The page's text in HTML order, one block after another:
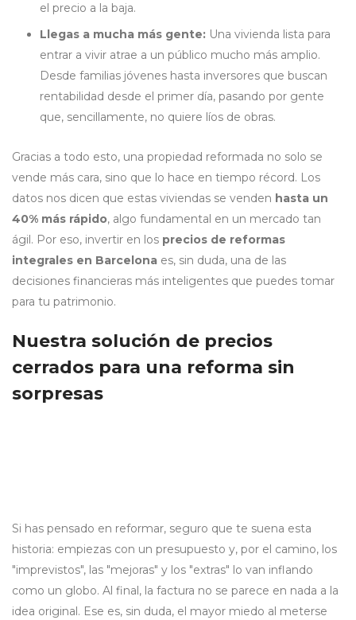
el precio a la baja.
Llegas a mucha más gente: Una vivienda lista para
entrar a vivir atrae a un público mucho más amplio.
Desde familias jóvenes hasta inversores que buscan
rentabilidad desde el primer día, pasando por gente
que, sencillamente, no quiere líos de obras.
Gracias a todo esto, una propiedad reformada no solo se
vende más cara, sino que lo hace en tiempo récord. Los
datos nos dicen que estas viviendas se venden hasta un
40% más rápido, algo fundamental en un mercado tan
ágil. Por eso, invertir en los precios de reformas
integrales en Barcelona es, sin duda, una de las
decisiones financieras más inteligentes que puedes tomar
para tu patrimonio.
Nuestra solución de precios
cerrados para una reforma sin
sorpresas
Si has pensado en reformar, seguro que te suena esta
historia: empiezas con un presupuesto y, por el camino, los
"imprevistos", las "mejoras" y los "extras" lo van inflando
como un globo. Al final, la factura no se parece en nada a la
idea original. Ese es, sin duda, el mayor miedo al meterse